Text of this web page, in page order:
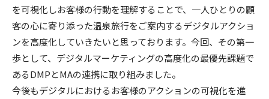
を可視化しお客様の行動を理解することで、一人ひとりの顧
客の心に寄り添った温泉旅行をご案内するデジタルアクショ
ンを高度化していきたいと思っております。今回、その第一
歩として、デジタルマーケティングの高度化の最優先課題で
あるDMPとMAの連携に取り組みました。
今後もデジタルにおけるお客様のアクションの可視化を進